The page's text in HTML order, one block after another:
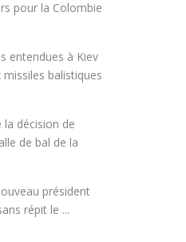
pour la Colombie
entendues à Kiev
balistiques
la décision de
de bal de la
président
répit le ...